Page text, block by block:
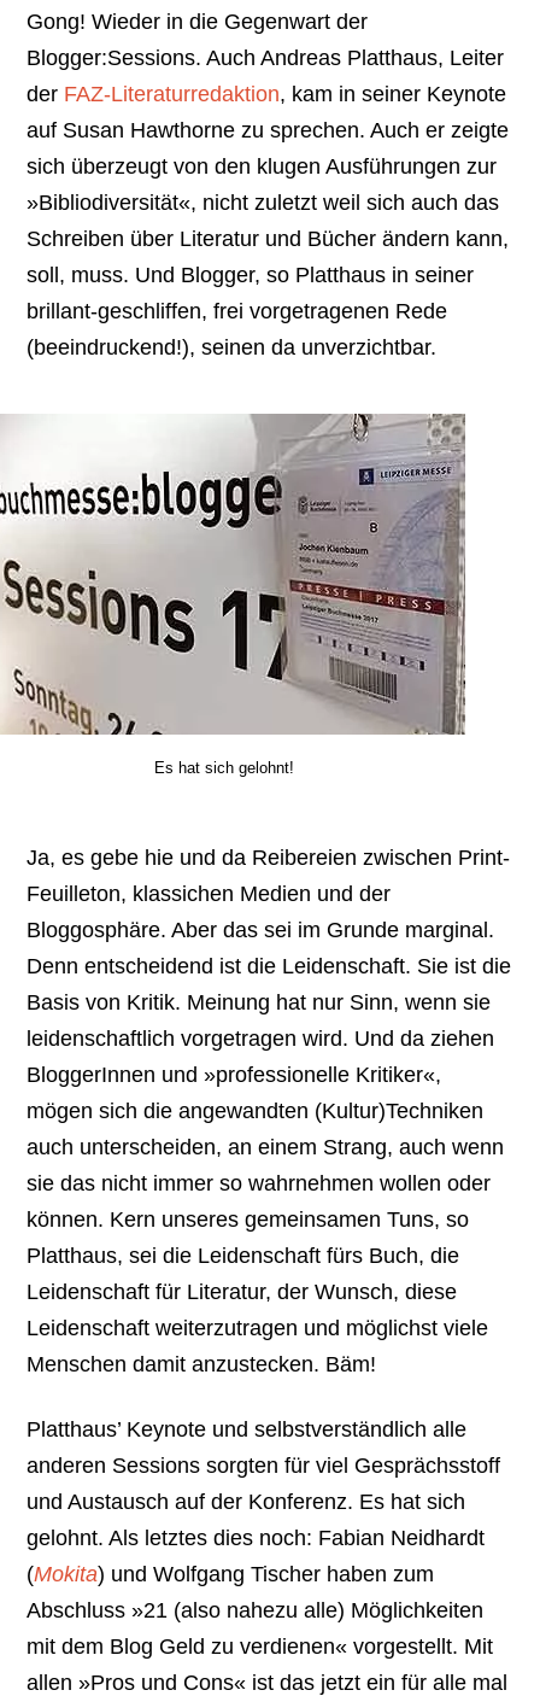
Gong! Wieder in die Gegenwart der
Blogger:Sessions. Auch Andreas Platthaus, Leiter
der FAZ-Literaturredaktion, kam in seiner Keynote
auf Susan Hawthorne zu sprechen. Auch er zeigte
sich überzeugt von den klugen Ausführungen zur
»Bibliodiversität«, nicht zuletzt weil sich auch das
Schreiben über Literatur und Bücher ändern kann,
soll, muss. Und Blogger, so Platthaus in seiner
brillant-geschliffen, frei vorgetragenen Rede
(beeindruckend!), seinen da unverzichtbar.
Es hat sich gelohnt!
Ja, es gebe hie und da Reibereien zwischen Print-
Feuilleton, klassichen Medien und der
Bloggosphäre. Aber das sei im Grunde marginal.
Denn entscheidend ist die Leidenschaft. Sie ist die
Basis von Kritik. Meinung hat nur Sinn, wenn sie
leidenschaftlich vorgetragen wird. Und da ziehen
BloggerInnen und »professionelle Kritiker«,
mögen sich die angewandten (Kultur)Techniken
auch unterscheiden, an einem Strang, auch wenn
sie das nicht immer so wahrnehmen wollen oder
können. Kern unseres gemeinsamen Tuns, so
Platthaus, sei die Leidenschaft fürs Buch, die
Leidenschaft für Literatur, der Wunsch, diese
Leidenschaft weiterzutragen und möglichst viele
Menschen damit anzustecken. Bäm!
Platthaus’ Keynote und selbstverständlich alle
anderen Sessions sorgten für viel Gesprächsstoff
und Austausch auf der Konferenz. Es hat sich
gelohnt. Als letztes dies noch: Fabian Neidhardt
(Mokita) und Wolfgang Tischer haben zum
Abschluss »21 (also nahezu alle) Möglichkeiten
mit dem Blog Geld zu verdienen« vorgestellt. Mit
allen »Pros und Cons« ist das jetzt ein für alle mal